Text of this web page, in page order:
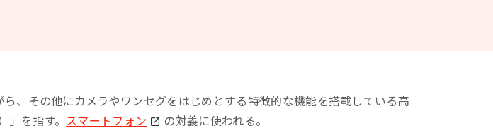
一次産業（農業・漁業）
、その他にカメラやワンセグをはじめとする特徴的な機能を搭載している高
」を指す。 スマートフォン の対義に使われる。